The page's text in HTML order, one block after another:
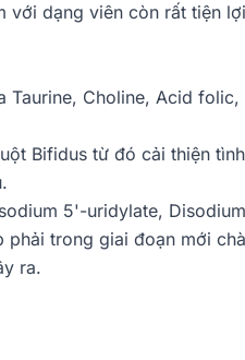
dạng viên còn rất tiện
Taurine, Choline, Acid
Bifidus từ đó cải thiện
5'-uridylate,
trong giai đoạn mới
ra.